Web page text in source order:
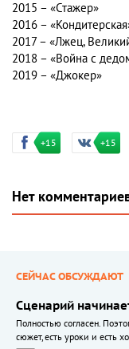
2015 – «Стажер»
2016 –
2017 – «Лжец,
2018 – «Война с
2019 – «Джокер»
+15 +15
Нет
СЕЙЧАС ОБСУЖДАЮТ
Сценарий
Полностью согласен.
сюжет, есть уроки и есть